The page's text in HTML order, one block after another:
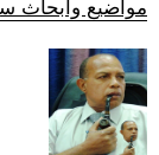
مواضيع وابحاث